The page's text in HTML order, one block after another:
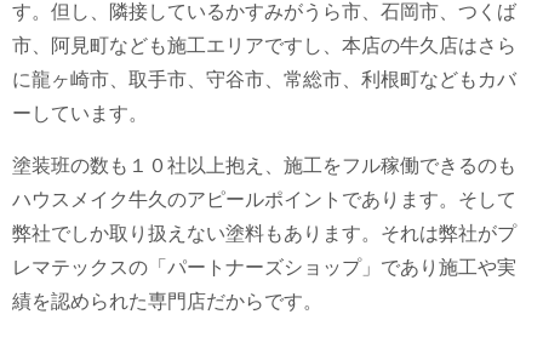
す。但し、隣接しているかすみがうら市、石岡市、つくば
市、阿見町なども施工エリアですし、本店の牛久店はさら
に龍ヶ崎市、取手市、守谷市、常総市、利根町などもカバ
ーしています。
塗装班の数も１０社以上抱え、施工をフル稼働できるのも
ハウスメイク牛久のアピールポイントであります。そして
弊社でしか取り扱えない塗料もあります。それは弊社がプ
レマテックスの「パートナーズショップ」であり施工や実
績を認められた専門店だからです。